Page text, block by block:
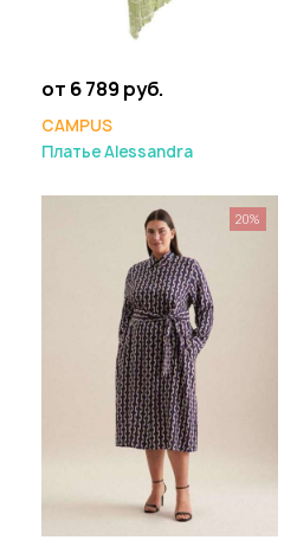
от 6 789 руб.
CAMPUS
Платье Alessandra
20%